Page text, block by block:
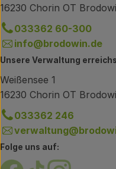
16230 Chorin OT
033362 60-300
info@brodowin.de
Unsere Verwaltung
Weißensee 1
16230 Chorin OT
033362 246
Folge uns auf:
Externer Link zu
Externer Link
Externer